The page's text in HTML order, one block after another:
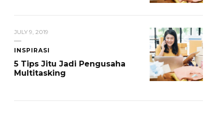
JULY 9, 2019
INSPIRASI
5 Tips Jitu Jadi Pengusaha
Multitasking